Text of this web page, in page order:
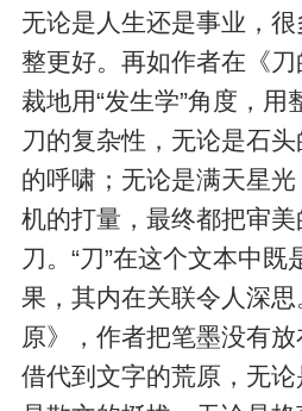
无论是人生还是事业，很
整更好。再如作者在《
裁地用“发生学”角度，
刀的复杂性，无论是石
的呼啸；无论是满天星
机的打量，最终都把审
刀。“刀”在这个文本中既
果，其内在关联令人深
原》，作者把笔墨没有
借代到文字的荒原，无